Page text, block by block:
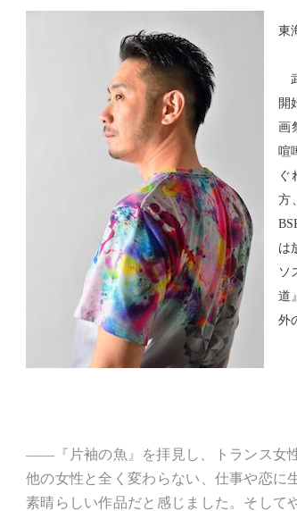
東
開
画
喧
ぐ
方
は
ソ
道
外
――『片袖の魚』を拝見し、トランス女
他の女性と全く変わらない、仕事や恋に
素晴らしい作品だと感じました。そして